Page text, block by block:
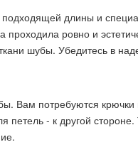
длины и
ровно и
шубы. Убедитесь в
Вам потребуются
- к другой стороне.